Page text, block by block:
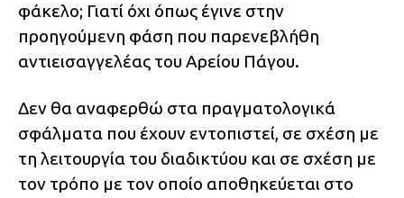
φάκελο; Γιατί όχι όπως έγινε στην
προηγούμενη φάση που παρενεβλήθη
αντιεισαγγελέας του Αρείου Πάγου.
Δεν θα αναφερθώ στα πραγματολογικά
σφάλματα που έχουν εντοπιστεί, σε σχέση με
τη λειτουργία του διαδικτύου και σε σχέση με
τον τρόπο με τον οποίο αποθηκεύεται στο